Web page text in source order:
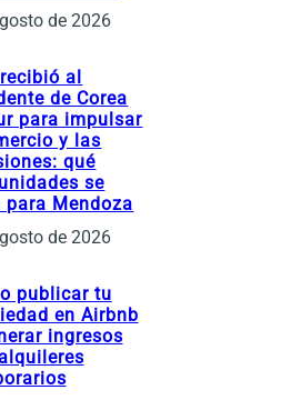
de 2026
al
de Corea
para impulsar
y las
qué
se
para Mendoza
de 2026
publicar tu
en Airbnb
ingresos